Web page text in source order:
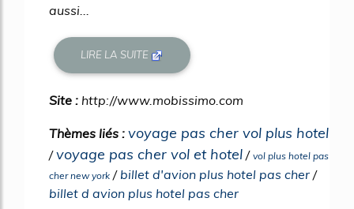
aussi...
LIRE LA SUITE
Site : http://www.mobissimo.com
Thèmes liés : voyage pas cher vol plus hotel
/voyage pas cher vol et hotel / vol plus hotel pas
cher new york / billet d'avion plus hotel pas cher /
billet d avion plus hotel pas cher